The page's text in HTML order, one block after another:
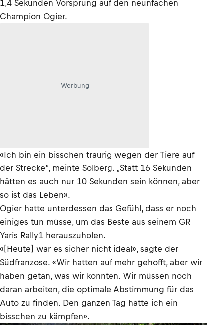
1,4 Sekunden Vorsprung auf den neunfachen
Champion Ogier.
Werbung
«Ich bin ein bisschen traurig wegen der Tiere auf
der Strecke“, meinte Solberg. „Statt 16 Sekunden
hätten es auch nur 10 Sekunden sein können, aber
so ist das Leben».
Ogier hatte unterdessen das Gefühl, dass er noch
einiges tun müsse, um das Beste aus seinem GR
Yaris Rally1 herauszuholen.
«[Heute] war es sicher nicht ideal», sagte der
Südfranzose. «Wir hatten auf mehr gehofft, aber wir
haben getan, was wir konnten. Wir müssen noch
daran arbeiten, die optimale Abstimmung für das
Auto zu finden. Den ganzen Tag hatte ich ein
bisschen zu kämpfen».